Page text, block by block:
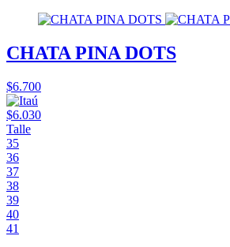
CHATA PINA DOTS
$6.700
$6.030
Talle
35
36
37
38
39
40
41